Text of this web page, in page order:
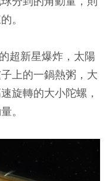
。
超新星爆炸，太陽
上的一鍋熱粥，大
旋轉的大小陀螺，
。